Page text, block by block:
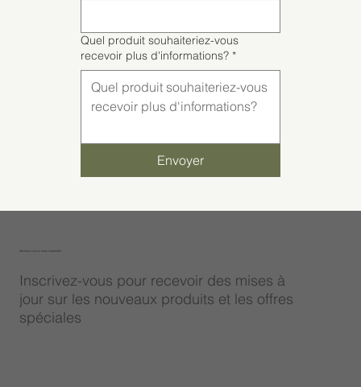
Quel produit souhaiteriez-vous
recevoir plus d'informations? *
Envoyer
Inscrivez-vous pour recevoir des mises à
jour sur les nouveaux produits et les offres
spéciales
Abonnez-vous à notre newsletter